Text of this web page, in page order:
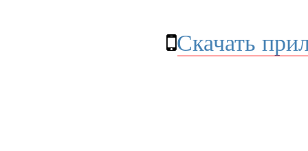
Скачать